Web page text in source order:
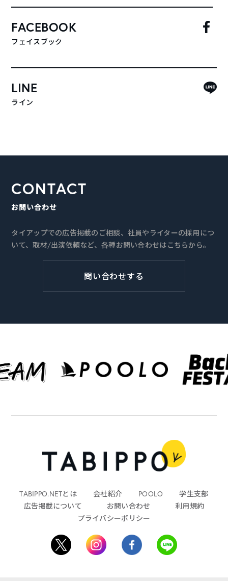
FACEBOOK
フェイスブック
LINE
ライン
CONTACT
お問い合わせ
タイアップでの広告掲載のご相談、社員やライターの採用につ
いて、取材/出演依頼など、各種お問い合わせはこちらから。
問い合わせする
TABIPPO.NETとは 会社紹介 POOLO
学生支部
広告掲載について
お問い合わせ
利用規約
プライバシーポリシー